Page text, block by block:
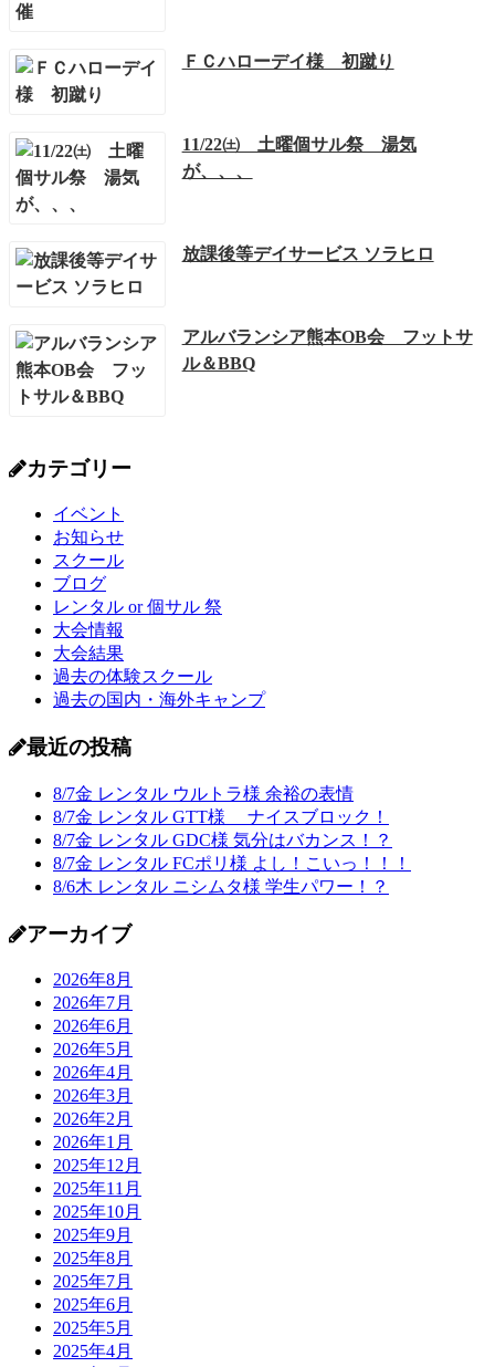
ＦＣハローデイ様 初蹴り
11/22㈯ 土曜個サル祭 湯気
が、、、
放課後等デイサービス ソラヒロ
アルバランシア熊本OB会 フットサ
ル＆BBQ
カテゴリー
イベント
お知らせ
スクール
ブログ
レンタル or 個サル 祭
大会情報
大会結果
過去の体験スクール
過去の国内・海外キャンプ
最近の投稿
8/7金 レンタル ウルトラ様 余裕の表情
8/7金 レンタル GTT様 ナイスブロック！
8/7金 レンタル GDC様 気分はバカンス！？
8/7金 レンタル FCポリ様 よし！こいっ！！！
8/6木 レンタル ニシムタ様 学生パワー！？
アーカイブ
2026年8月
2026年7月
2026年6月
2026年5月
2026年4月
2026年3月
2026年2月
2026年1月
2025年12月
2025年11月
2025年10月
2025年9月
2025年8月
2025年7月
2025年6月
2025年5月
2025年4月